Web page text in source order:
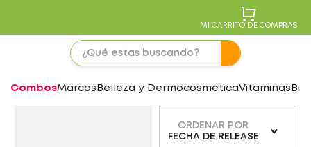
MI CARRITO DE COMPRAS
CombosMarcas Belleza y DermocosmeticaVitaminas
ORDENAR POR
FECHA DE RELEASE